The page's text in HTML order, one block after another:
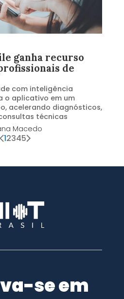
ganha recurso
de
com inteligência
o aplicativo em um
acelerando diagnósticos,
técnicas
Macedo
12345
se em